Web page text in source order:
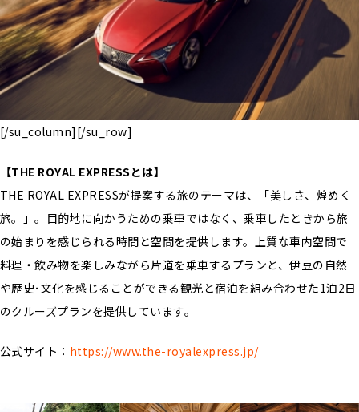
[/su_column][/su_row]
【THE ROYAL EXPRESSとは】
THE ROYAL EXPRESSが提案する旅のテーマは、「美しさ、煌めく
旅。」。目的地に向かうための乗車ではなく、乗車したときから旅
の始まりを感じられる時間と空間を提供します。上質な車内空間で
料理・飲み物を楽しみながら片道を乗車するプランと、伊豆の自然
や歴史･文化を感じることができる観光と宿泊を組み合わせた1泊2日
のクルーズプランを提供しています。
公式サイト： https://www.the-royalexpress.jp/